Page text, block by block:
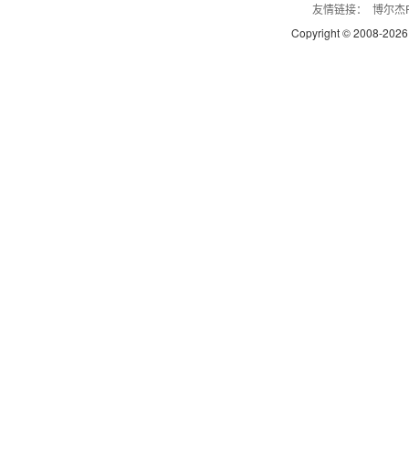
友情链接：
博尔杰
Copyright © 2008-2026